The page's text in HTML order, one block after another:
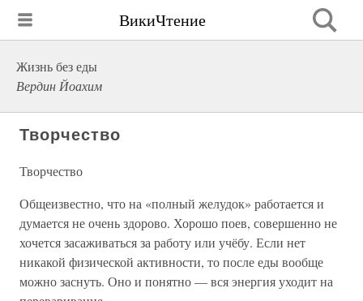
ВикиЧтение
Жизнь без еды
Вердин Йоахим
Творчество
Творчество
Общеизвестно, что на «полный желудок» работается и
думается не очень здорово. Хорошо поев, совершенно не
хочется засаживаться за работу или учёбу. Если нет
никакой физической активности, то после еды вообще
можно заснуть. Оно и понятно — вся энергия уходит на